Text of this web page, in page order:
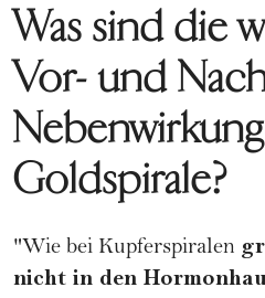
Was sind die
Vor- und
Goldspirale?
"Wie bei Kupferspiralen
nicht in den